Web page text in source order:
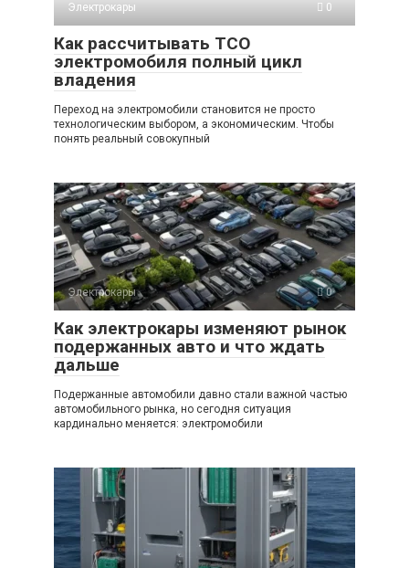
Электрокары
0
Как рассчитывать TCO
электромобиля полный цикл
владения
Переход на электромобили становится не просто
технологическим выбором, а экономическим. Чтобы
понять реальный совокупный
Электрокары 0
Как электрокары изменяют рынок
подержанных авто и что ждать
дальше
Подержанные автомобили давно стали важной частью
автомобильного рынка, но сегодня ситуация
кардинально меняется: электромобили